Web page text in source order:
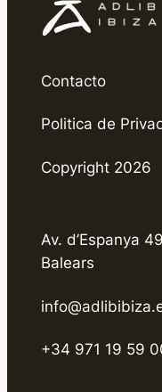
Contacto
Politica de
Copyright 2026
Av. d’Espanya
Balears
+34 971 19 59